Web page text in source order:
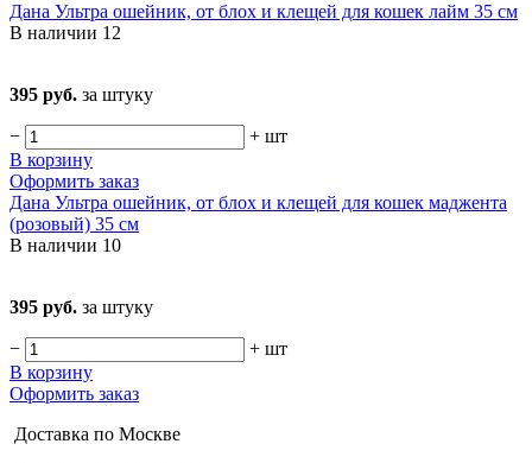
Дана Ультра ошейник, от блох и клещей для кошек лайм 35 см
В наличии 12
395 руб. за штуку
− + шт
В корзину
Оформить заказ
Дана Ультра ошейник, от блох и клещей для кошек маджента
(розовый) 35 см
В наличии 10
395 руб. за штуку
− + шт
В корзину
Оформить заказ
Доставка по Москве